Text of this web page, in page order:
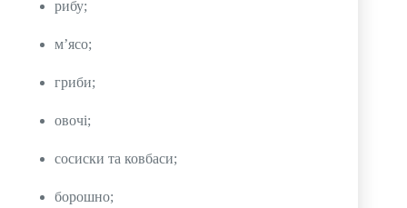
рибу;
м’ясо;
гриби;
овочі;
сосиски та ковбаси;
борошно;